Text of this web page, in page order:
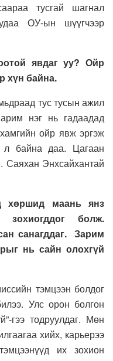
тусгай шагнал
ОУ-ын шүүгчээр
явдаг уу? Ойр
хүн байна.
тус тусын ажил
нэг нь гадаадад
ойр явж эргэж
л байна даа. Цагаан
Саяхан Энхсайхантай
хөршид маань янз
болж.
санагддаг. Зарим
нь сайн олохгүй
тэмцээн болдог
Улс орон болгон
гээ тодруулдаг. Мөн
хийх, карьерээ
их зохион